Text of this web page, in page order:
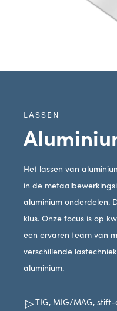
LASSEN
Het lassen van
in de
aluminium onderdelen.
klus. Onze focus is op
een ervaren team van
verschillende
aluminium.
TIG, MIG/MAG, stift-